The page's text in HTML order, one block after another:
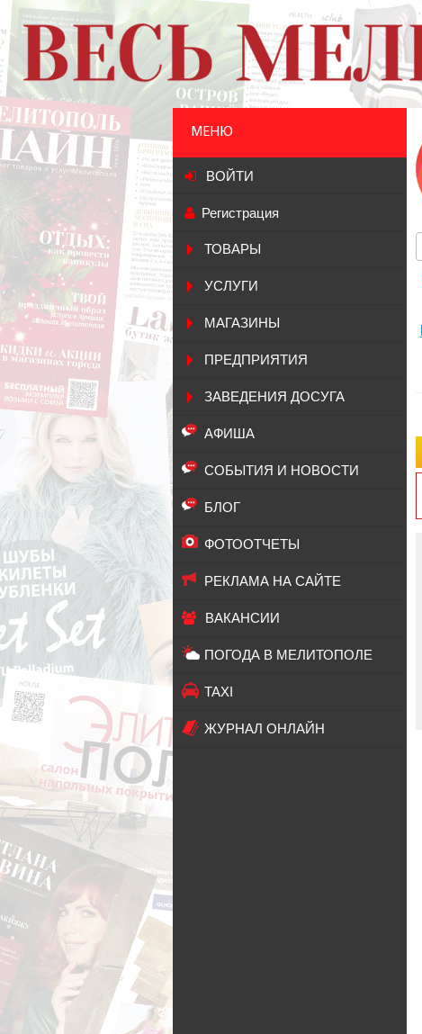
МЕНЮ
ВОЙТИ
Регистрация
ТОВАРЫ
УСЛУГИ
МАГАЗИНЫ
ПРЕДПРИЯТИЯ
ЗАВЕДЕНИЯ ДОСУГА
АФИША
СОБЫТИЯ И НОВОСТИ
БЛОГ
ФОТООТЧЕТЫ
РЕКЛАМА НА САЙТЕ
ВАКАНСИИ
ПОГОДА В МЕЛИТОПОЛЕ
TAXI
ЖУРНАЛ ОНЛАЙН